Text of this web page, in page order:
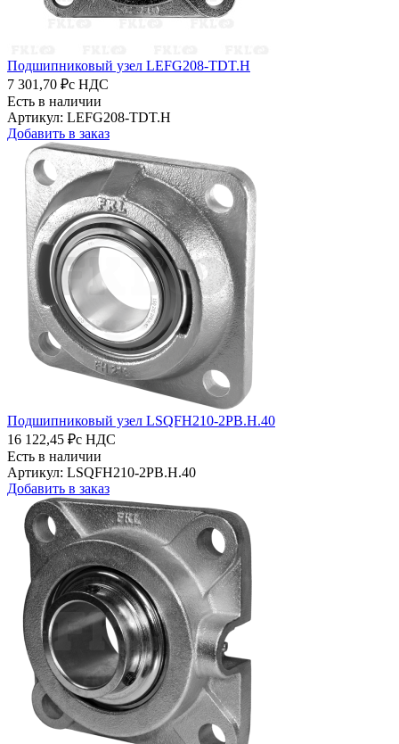
Подшипниковый узел LEFG208-TDT.H
7 301,70 ₽с НДС
Есть в наличии
Артикул: LEFG208-TDT.H
Добавить в заказ
Подшипниковый узел LSQFH210-2PB.H.40
16 122,45 ₽с НДС
Есть в наличии
Артикул: LSQFH210-2PB.H.40
Добавить в заказ